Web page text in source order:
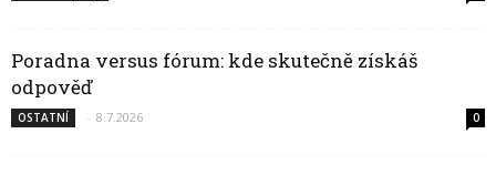
Poradna versus fórum: kde skutečně získáš
odpověď
OSTATNÍ - 8.7.2026 0